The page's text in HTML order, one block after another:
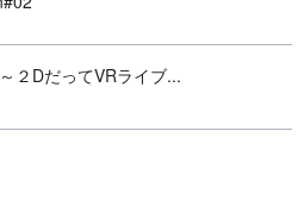
２DだってVRライブ...